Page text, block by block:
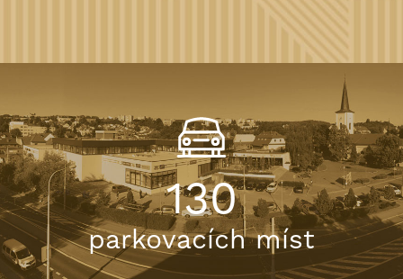
130
parkovacích míst